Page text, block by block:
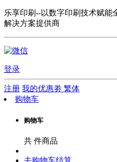
乐享印刷--以数字印刷技术赋能
解决方案提供商
登录
注册 我的优惠劵 繁体
购物车
购物车
共 件商品